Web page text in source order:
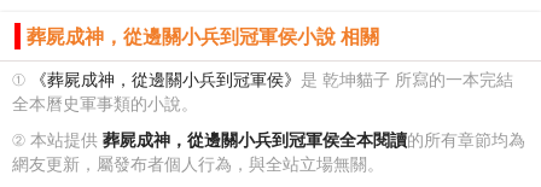
葬屍成神，從邊關小兵到冠軍侯小說 相關
① 《葬屍成神，從邊關小兵到冠軍侯》 是 乾坤貓子 所寫的一本完結
全本曆史軍事類的小說。
② 本站提供 葬屍成神，從邊關小兵到冠軍侯全本閱讀的所有章節均為
網友更新，屬發布者個人行為，與全站立場無關。